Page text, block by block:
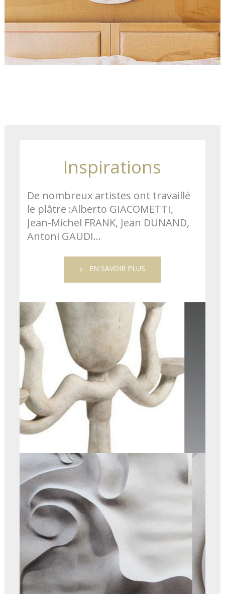
Inspirations
De nombreux artistes ont travaillé
le plâtre :Alberto GIACOMETTI,
Jean-Michel FRANK, Jean DUNAND,
Antoni GAUDI…
EN SAVOIR PLUS